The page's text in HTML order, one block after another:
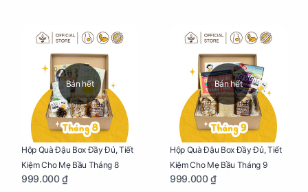
Bán hết
Hộp Quà Đậu Box Đầy Đủ, Tiết
Kiệm Cho Mẹ Bầu Tháng 8
999.000 ₫
Bán hết
Hộp Quà Đậu Box Đầy Đủ, Tiết
Kiệm Cho Mẹ Bầu Tháng 9
999.000 ₫